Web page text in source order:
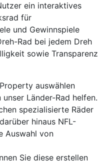
ein interaktives
für
und Gewinnspiele
Rad bei jedem Dreh
sowie Transparenz
auswählen
Länder-Rad helfen.
spezialisierte Räder
hinaus NFL-
Auswahl von
Sie diese erstellen